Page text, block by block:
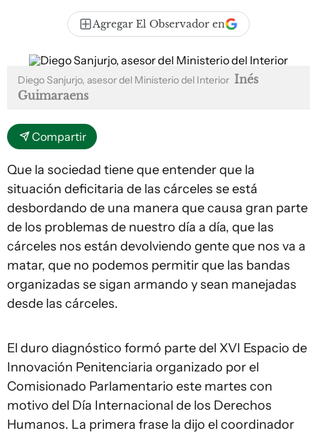
Agregar El Observador en
Diego Sanjurjo, asesor del Ministerio del Interior Inés
Guimaraens
Compartir
Que la sociedad tiene que entender que la
situación deficitaria de las cárceles se está
desbordando de una manera que causa gran parte
de los problemas de nuestro día a día, que las
cárceles nos están devolviendo gente que nos va a
matar, que no podemos permitir que las bandas
organizadas se sigan armando y sean manejadas
desde las cárceles.
El duro diagnóstico formó parte del XVI Espacio de
Innovación Penitenciaria organizado por el
Comisionado Parlamentario este martes con
motivo del Día Internacional de los Derechos
Humanos. La primera frase la dijo el coordinador